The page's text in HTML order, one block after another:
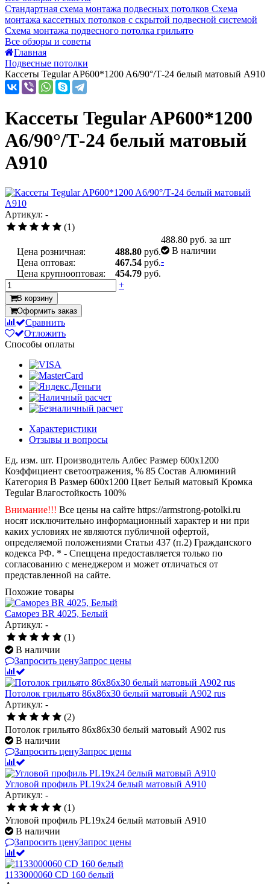
Стандартная схема монтажа подвесных потолков Схема
монтажа кассетных потолков с скрытой подвесной системой
Схема монтажа подвесного потолка грильято
Все обзоры и советы
Главная
Подвесные потолки
Кассеты Tegular AP600*1200 A6/90°/Т-24 белый матовый А910
Кассеты Tegular AP600*1200
A6/90°/Т-24 белый матовый
А910
Артикул: -
(1)
Цена розничная: 488.80 руб.
Цена оптовая:
467.54 руб.
Цена крупнооптовая:
454.79 руб.
488.80 руб. за шт
В наличии
-
+
В корзину
Оформить заказ
Сравнить
Отложить
Способы оплаты
Характеристики
Отзывы и вопросы
Ед. изм. шт. Производитель Албес Размер 600x1200
Коэффициент светоотражения, % 85 Состав Алюминий
Категория B Размер 600x1200 Цвет Белый матовый Кромка
Tegular Влагостойкость 100%
Внимание!!! Все цены на сайте https://armstrong-potolki.ru
носят исключительно информационный характер и ни при
каких условиях не являются публичной офертой,
определяемой положениями Статьи 437 (п.2) Гражданского
кодекса РФ. * - Спеццена предоставляется только по
согласованию с менеджером и может отличаться от
представленной на сайте.
Похожие товары
Саморез BR 4025, Белый
Артикул: -
(1)
В наличии
Запросить ценуЗапрос цены
Потолок грильято 86х86х30 белый матовый А902 rus
Артикул: -
(2)
Потолок грильято 86х86х30 белый матовый А902 rus
В наличии
Запросить ценуЗапрос цены
Угловой профиль PL19x24 белый матовый А910
Артикул: -
(1)
Угловой профиль PL19x24 белый матовый А910
В наличии
Запросить ценуЗапрос цены
1133000060 CD 160 белый